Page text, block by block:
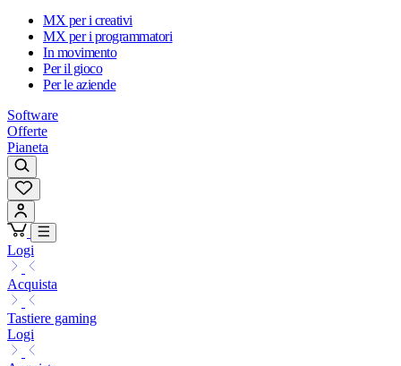
MX per i creativi
MX per i programmatori
In movimento
Per il gioco
Per le aziende
Software
Offerte
Pianeta
Logi
Acquista
Tastiere gaming
Logi